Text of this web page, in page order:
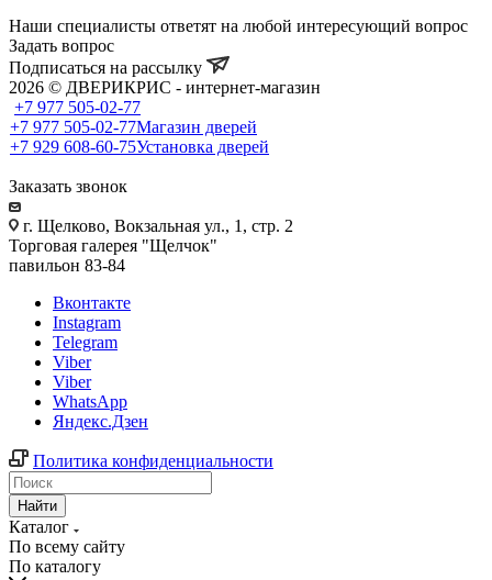
Наши специалисты ответят на любой интересующий вопрос
Задать вопрос
Подписаться на рассылку
2026 © ДВЕРИКРИС - интернет-магазин
+7 977 505-02-77
+7 977 505-02-77Магазин дверей
+7 929 608-60-75Установка дверей
Заказать звонок
г. Щелково, Вокзальная ул., 1, стр. 2
Торговая галерея "Щелчок"
павильон 83-84
Вконтакте
Instagram
Telegram
Viber
Viber
WhatsApp
Яндекс.Дзен
Политика конфиденциальности
Найти
Каталог
По всему сайту
По каталогу